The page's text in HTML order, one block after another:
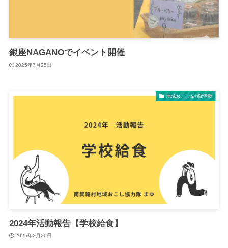
銀座NAGANOでイベント開催
2025年7月25日
地域おこし協力隊活動
2024年活動報告【学校給食】
2025年2月20日